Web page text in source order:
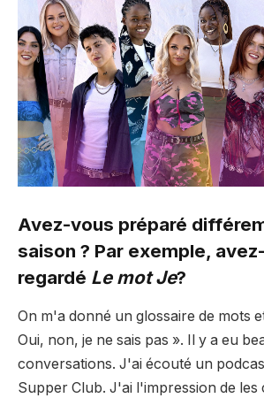
Avez-vous préparé
saison ? Par exemple,
regardé Le mot Je?
On m'a donné un glossaire de mots
Oui, non, je ne sais pas ». Il y a eu
conversations. J'ai écouté un
Supper Club. J'ai l'impression de les